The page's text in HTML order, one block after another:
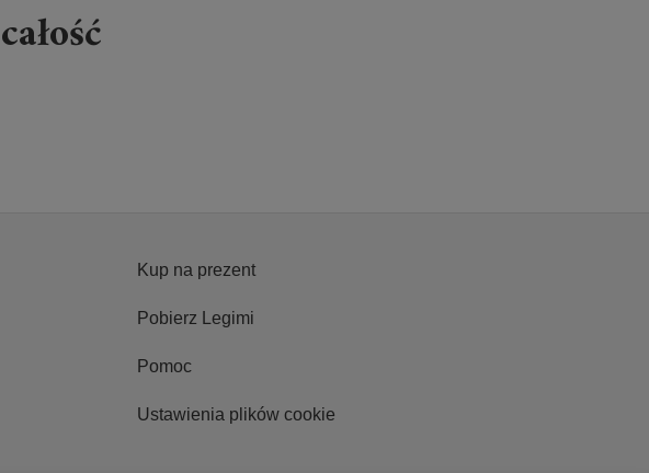
Kup na prezent
Pobierz Legimi
Pomoc
Ustawienia plików cookie